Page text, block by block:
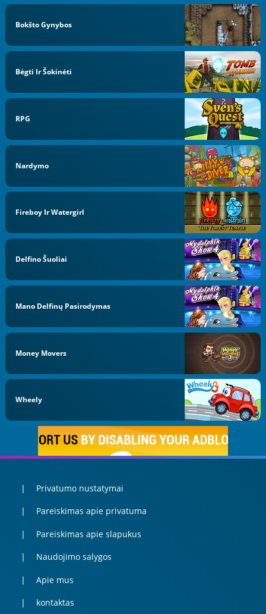
Bokšto Gynybos
Bėgti Ir Šokinėti
RPG
Nardymo
Fireboy Ir Watergirl
Delfino Šuoliai
Mano Delfinų Pasirodymas
Money Movers
Wheely
Privatumo nustatymai
Pareiskimas apie privatuma
Pareiskimas apie slapukus
Naudojimo salygos
Apie mus
kontaktas